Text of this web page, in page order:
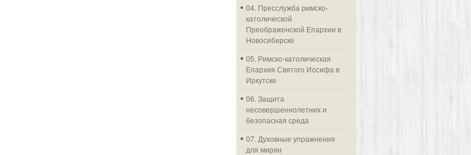
04. Пресслужба римско-
католической
Преображенской Епархии в
Новосибирске
05. Римско-католическая
Епархия Святого Иосифа в
Иркутске
06. Защита
несовершеннолетних и
безопасная среда
07. Духовные упражнения
для мирян